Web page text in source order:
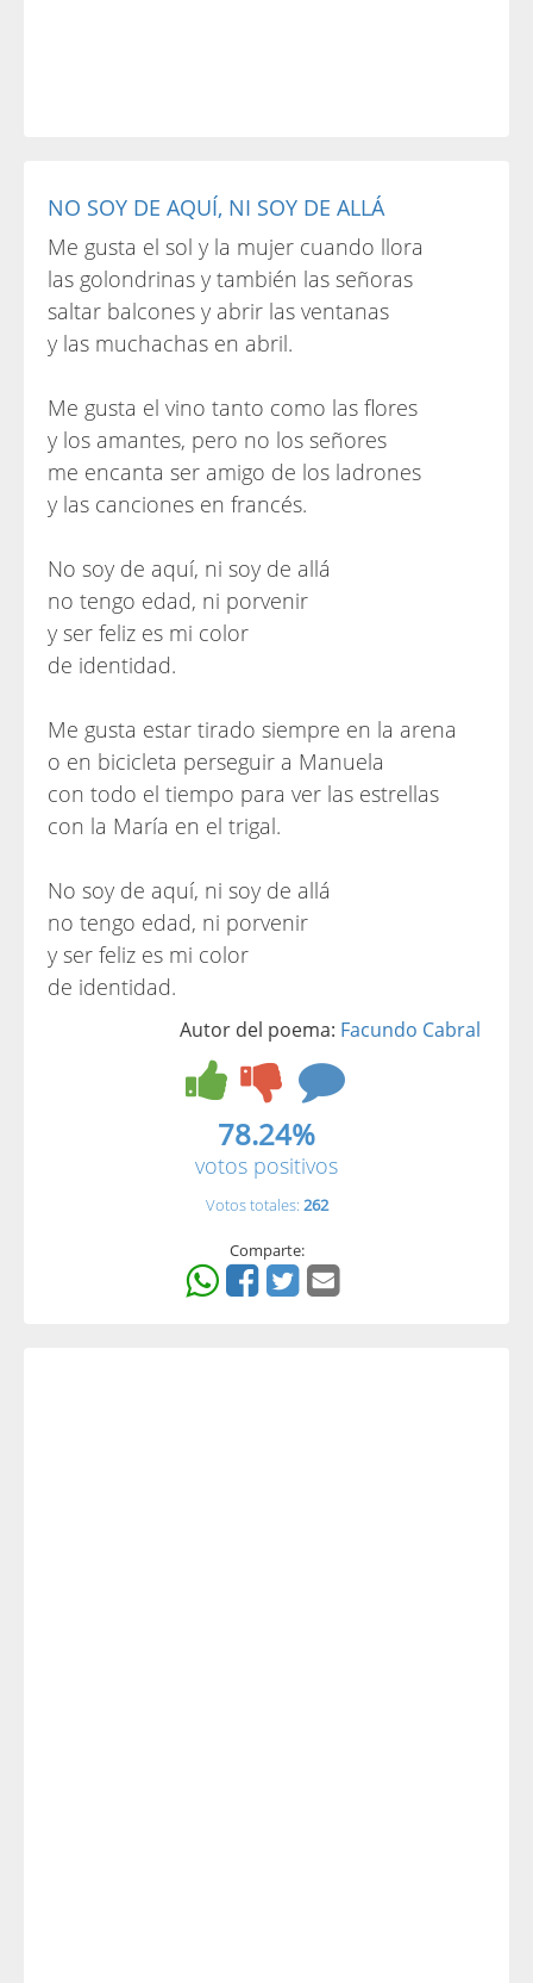
NO SOY DE AQUÍ, NI SOY DE ALLÁ
Me gusta el sol y la mujer cuando llora
las golondrinas y también las señoras
saltar balcones y abrir las ventanas
y las muchachas en abril.
Me gusta el vino tanto como las flores
y los amantes, pero no los señores
me encanta ser amigo de los ladrones
y las canciones en francés.
No soy de aquí, ni soy de allá
no tengo edad, ni porvenir
y ser feliz es mi color
de identidad.
Me gusta estar tirado siempre en la arena
o en bicicleta perseguir a Manuela
con todo el tiempo para ver las estrellas
con la María en el trigal.
No soy de aquí, ni soy de allá
no tengo edad, ni porvenir
y ser feliz es mi color
de identidad.
Autor del poema: Facundo Cabral
78.24%
votos positivos
Votos totales: 262
Comparte: